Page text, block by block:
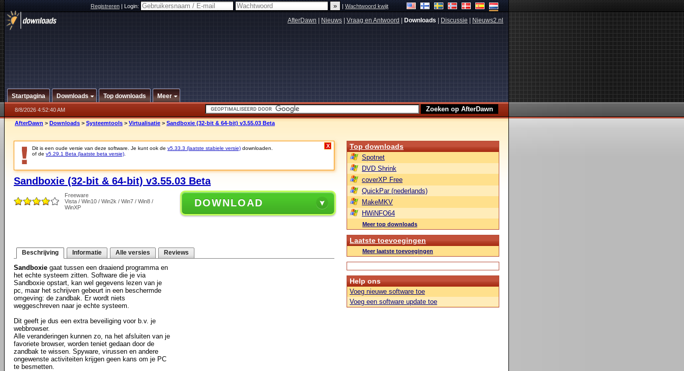
Registreren|Login: |Wachtwoord kwijt
AfterDawn Nieuws Vraag en Antwoord Downloads Discussie Nieuws2.nl
Startpagina Downloads Top downloads Meer
8/8/2026 4:52:40 AM
AfterDawn > Downloads > Systeemtools > Virtualisatie > Sandboxie (32-bit & 64-bit) v3.55.03 Beta
Dit is een oude versie van deze software. Je kunt ook de v5.33.3 (laatste stabiele versie) downloaden.
of de v5.29.1 Beta (laatste beta versie)
X
Sandboxie (32-bit & 64-bit) v3.55.03 Beta
Freeware
Vista / Win10 / Win2k / Win7 / Win8 /
WinXP
DOWNLOAD
Beschrijving Informatie Alle versies Reviews
Sandboxie gaat tussen een draaiend programma en
het echte systeem zitten. Software die je via
Sandboxie opstart, kan wel gegevens lezen van je
pc, maar het schrijven gebeurt in een beschermde
omgeving: de zandbak. Er wordt niets
weggeschreven naar je echte systeem.
Dit geeft je dus een extra beveiliging voor b.v. je
webbrowser.
Alle veranderingen kunnen zo, na het afsluiten van je
favoriete browser, worden teniet gedaan door de
zandbak te wissen. Spyware, virussen en andere
ongewenste activiteiten krijgen geen kans om je PC
te besmetten.
Top downloads
Spotnet
DVD Shrink
coverXP Free
QuickPar (nederlands)
MakeMKV
HWiNFO64
Meer top downloads
Laatste toevoegingen
Meer laatste toevoegingen
Help ons
Voeg nieuwe software toe
Voeg een software update toe